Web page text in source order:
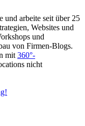
und arbeite seit über 25
Websites und
und
von Firmen-Blogs.
mit360°-
nicht